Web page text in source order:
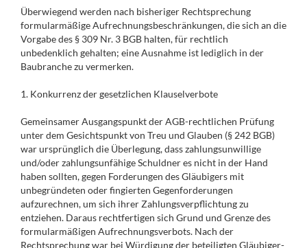
Überwiegend werden nach bisheriger Rechtsprechung
formularmäßige Aufrechnungsbeschränkungen, die sich an die
Vorgabe des § 309 Nr. 3 BGB halten, für rechtlich
unbedenklich gehalten; eine Ausnahme ist lediglich in der
Baubranche zu vermerken.
1. Konkurrenz der gesetzlichen Klauselverbote
Gemeinsamer Ausgangspunkt der AGB-rechtlichen Prüfung
unter dem Gesichtspunkt von Treu und Glauben (§ 242 BGB)
war ursprünglich die Überlegung, dass zahlungsunwillige
und/oder zahlungsunfähige Schuldner es nicht in der Hand
haben sollten, gegen Forderungen des Gläubigers mit
unbegründeten oder fingierten Gegenforderungen
aufzurechnen, um sich ihrer Zahlungsverpflichtung zu
entziehen. Daraus rechtfertigen sich Grund und Grenze des
formularmäßigen Aufrechnungsverbots. Nach der
Rechtsprechung war bei Würdigung der beteiligten Gläubiger-